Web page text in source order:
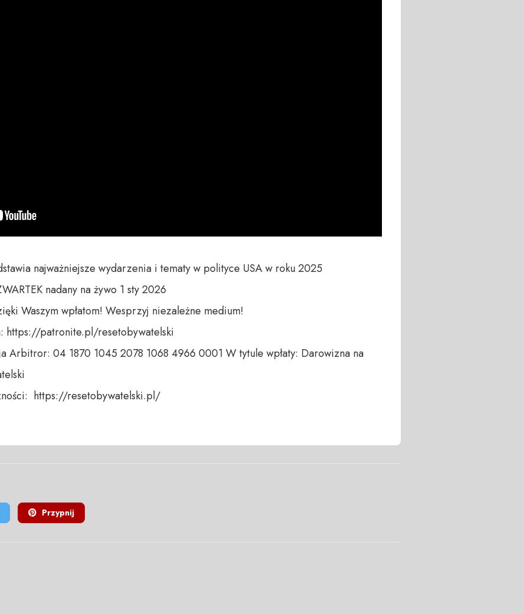
najważniejsze wydarzenia i tematy w polityce USA w roku 2025
nadany na żywo 1 sty 2026
Waszym wpłatom! Wesprzyj niezależne medium!
https://patronite.pl/resetobywatelski
Arbitror: 04 1870 1045 2078 1068 4966 0001 W tytule wpłaty: Darowizna na
https://resetobywatelski.pl/
Przypnij